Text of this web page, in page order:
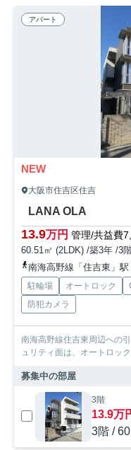
アパート
NEW
大阪市住吉区住吉
LANA OLA
13.9万円 管理/共益費
60.51㎡ (2LDK) /築3年 /3
南海高野線「住吉東」
駐輪場 オートロック
防犯カメラ
南海高野線住吉東周辺への
ュリティ面は、オートロッ
募集中の部屋
3階
13.9万
3階 /